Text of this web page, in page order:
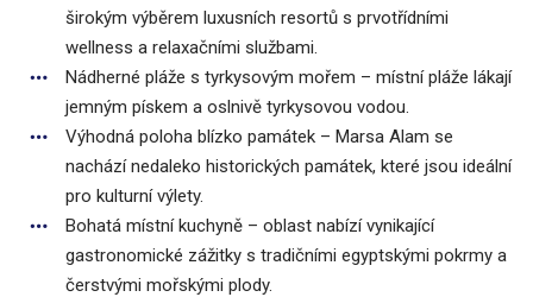
širokým výběrem luxusních resortů s prvotřídními
wellness a relaxačními službami.
Nádherné pláže s tyrkysovým mořem – místní pláže lákají
jemným pískem a oslnivě tyrkysovou vodou.
Výhodná poloha blízko památek – Marsa Alam se
nachází nedaleko historických památek, které jsou ideální
pro kulturní výlety.
Bohatá místní kuchyně – oblast nabízí vynikající
gastronomické zážitky s tradičními egyptskými pokrmy a
čerstvými mořskými plody.